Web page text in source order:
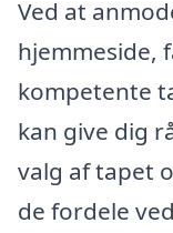
Ved at
hjemmeside,
kompetente
kan give dig
valg af tapet
de fordele